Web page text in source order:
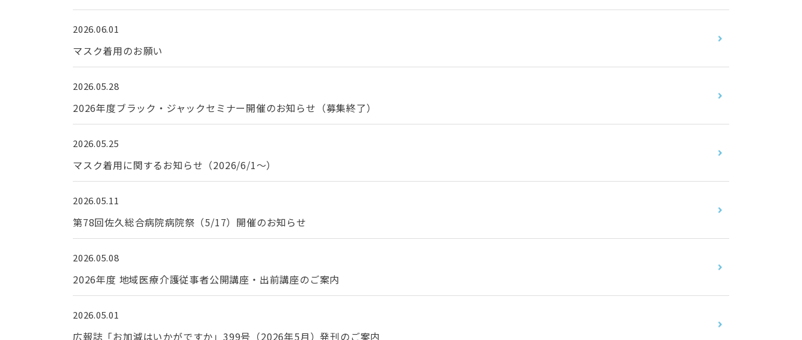
2026.06.01
マスク着用のお願い
2026.05.28
2026年度ブラック・ジャックセミナー開催のお知らせ（募集終了）
2026.05.25
マスク着用に関するお知らせ（2026/6/1～）
2026.05.11
第78回佐久総合病院病院祭（5/17）開催のお知らせ
2026.05.08
2026年度 地域医療介護従事者公開講座・出前講座のご案内
2026.05.01
広報誌「お加減はいかがですか」399号（2026年5月）発刊のご案内